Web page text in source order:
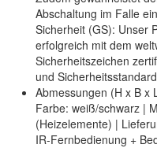
Abschaltung im Falle
Sicherheit (GS): Unser
erfolgreich mit dem
Sicherheitszeichen
und
Abmessungen (H x B x
Farbe: weiß/schwarz |
(Heizelemente) |
IR-Fernbedienung +